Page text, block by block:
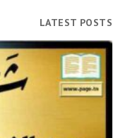
LATEST POSTS